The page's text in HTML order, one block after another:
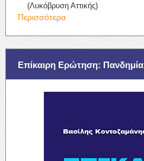
(Λυκόβρυση Αττικής)
Περισσότερα
Επίκαιρη Ερώτηση: Πανδημία